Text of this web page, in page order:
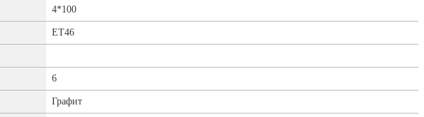
4*100
ET46
6
Графит